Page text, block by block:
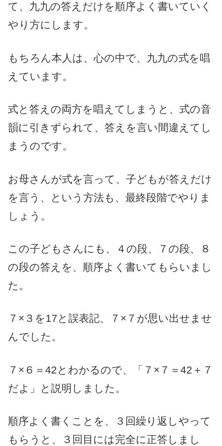
て、九九の答えだけを順序よく書いていく
やり方にします。
もちろん本人は、心の中で、九九の式を唱
えています。
式と答えの両方を唱えてしまうと、式の音
韻に引きずられて、答えを言い間違えてし
まうのです。
お母さんが式を言って、子どもが答えだけ
を言う、という方法も、最終段階でやりま
しょう。
この子どもさんにも、４の段、７の段、８
の段の答えを、順序よく書いてもらいまし
た。
７×３を17と誤表記、７×７が思い出せませ
んでした。
７×６＝42とわかるので、「７×７＝42＋７
だよ」と説明しました。
順序よく書くことを、３回繰り返しやって
もらうと、３回目には完全に正答しまし